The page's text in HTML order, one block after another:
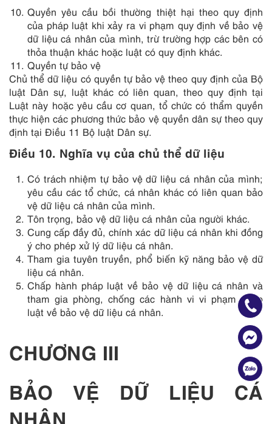
Quyền yêu cầu bồi thường thiệt hại theo quy định
của pháp luật khi xảy ra vi phạm quy định về bảo vệ
dữ liệu cá nhân của mình, trừ trường hợp các bên có
thỏa thuận khác hoặc luật có quy định khác.
Quyền tự bảo vệ
Chủ thể dữ liệu có quyền tự bảo vệ theo quy định của Bộ
luật Dân sự, luật khác có liên quan, theo quy định tại
Luật này hoặc yêu cầu cơ quan, tổ chức có thẩm quyền
thực hiện các phương thức bảo vệ quyền dân sự theo quy
định tại Điều 11 Bộ luật Dân sự.
Điều 10. Nghĩa vụ của chủ thể dữ liệu
Có trách nhiệm tự bảo vệ dữ liệu cá nhân của mình;
yêu cầu các tổ chức, cá nhân khác có liên quan bảo
vệ dữ liệu cá nhân của mình.
Tôn trọng, bảo vệ dữ liệu cá nhân của người khác.
Cung cấp đầy đủ, chính xác dữ liệu cá nhân khi đồng
ý cho phép xử lý dữ liệu cá nhân.
Tham gia tuyên truyền, phổ biến kỹ năng bảo vệ dữ
liệu cá nhân.
Chấp hành pháp luật về bảo vệ dữ liệu cá nhân và
tham gia phòng, chống các hành vi vi phạm pháp
luật về bảo vệ dữ liệu cá nhân.
CHƯƠNG III
BẢO VỆ DỮ LIỆU CÁ
NHÂN